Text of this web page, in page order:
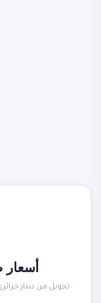
تحويل من دينار